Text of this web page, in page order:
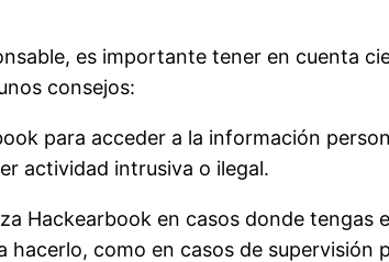
es importante tener en cuenta
consejos:
para acceder a la información
actividad intrusiva o ilegal.
Hackearbook en casos donde
como en casos de supervisión